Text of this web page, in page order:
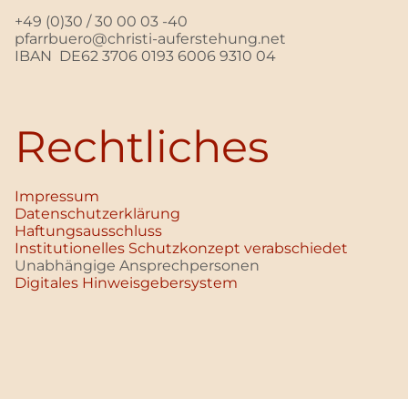
+49 (0)30 / 30 00 03 -40
pfarrbuero@christi-auferstehung.net
IBAN DE62 3706 0193 6006 9310 04
Rechtliches
Impressum
Datenschutz­erklärung
Haftungsausschluss
Institutionelles Schutzkonzept verabschiedet
Unabhängige Ansprechpersonen
Digitales Hinweisgebersystem